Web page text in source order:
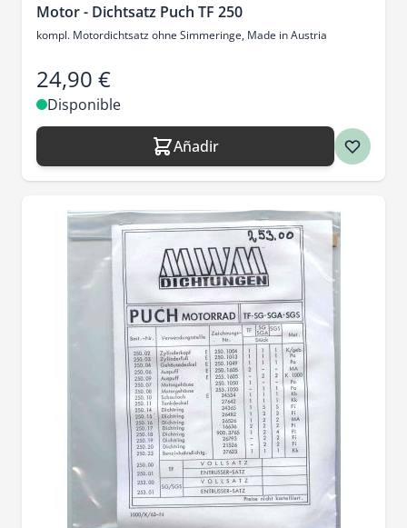
Motor - Dichtsatz Puch TF 250
kompl. Motordichtsatz ohne Simmeringe, Made in Austria
24,90 €
Disponible
Añadir